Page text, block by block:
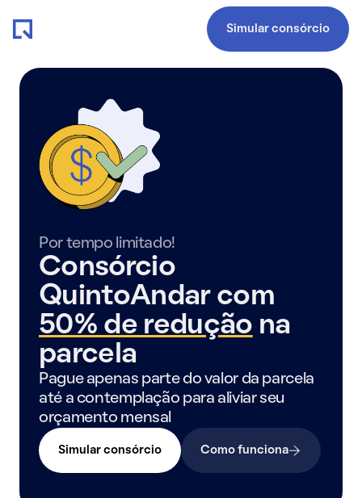
Simular consórcio
Por tempo limitado!
Consórcio
QuintoAndar com
50% de redução na
parcela
Pague apenas parte do valor da parcela
até a contemplação para aliviar seu
orçamento mensal
Simular consórcio Como funciona